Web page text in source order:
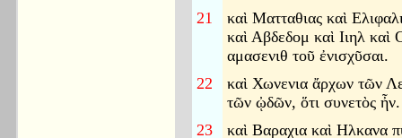
21
καὶ Ματταθιας καὶ
καὶ Αβδεδομ καὶ Ιιηλ καὶ
αμασενιθ τοῦ ἐνισχῦσαι.
22
καὶ Χωνενια ἄρχων τῶν
τῶν ᾠδῶν, ὅτι συνετὸς ἦν.
23
καὶ Βαραχια καὶ Ηλκανα